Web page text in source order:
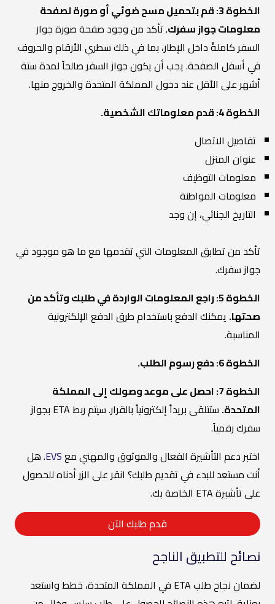
الخطوة 3: قم بتحميل مسح ضوئي أو صورة لصفحة
معلومات جواز سفرك.تأكد من وجود صفحة صورة جواز
السفر كاملةً داخل الإطار، بما في ذلك سطري الأرقام والحروف
في أسفل الصفحة. يجب أن يكون جواز السفر صالحاً لمدة ستة
أشهر على الأقل عند دخول المملكة المتحدة والخروج منها.
الخطوة 4: قدم معلوماتك الشخصية.
تفاصيل الاتصال
عنوان المنزل
معلومات التوظيف
معلومات المواطنة
التاريخ الجنائي، إن وجد
تأكد من تطابق المعلومات التي تقدمها مع ما هو موجود في
جواز سفرك.
الخطوة 5: راجع المعلومات الواردة في طلبك وتأكد من
صحتها. يمكنك الدفع باستخدام طرق الدفع الإلكترونية
المناسبة.
الخطوة 6: دفع رسوم الطلب.
الخطوة 7: احصل على موعد وصولك إلى المملكة
المتحدة.
ستتلقى بريداً إلكترونياً بالقرار. سيتم ربط ETA بجواز
سفرك رقمياً.
اختبر دعم التأشيرة الفعال والموثوق والمهني معEVS. هل
أنت مستعد للبدء في تقديم طلبك؟ انقر على الزر أدناه للحصول
على تأشيرة ETA الخاصة بك.
قدم طلبك الآن
نصائح للتطبيق الناجح
لضمان نجاح طلب ETA في المملكة المتحدة، خطط واستعد